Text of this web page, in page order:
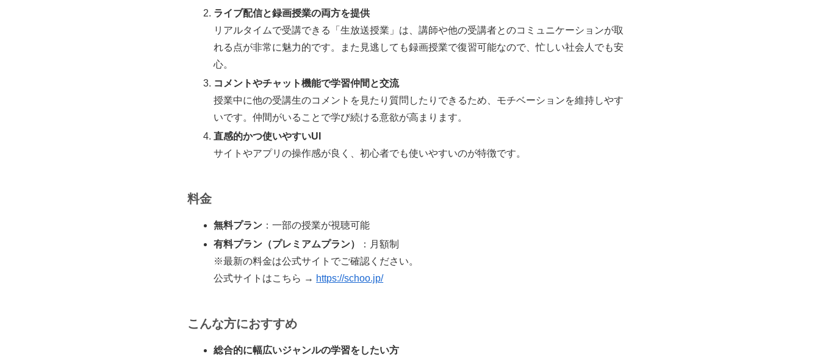
ライブ配信と録画授業の両方を提供
リアルタイムで受講できる「生放送授業」は、講師や他の受講者とのコミュニケーションが取
れる点が非常に魅力的です。また見逃しても録画授業で復習可能なので、忙しい社会人でも安
心。
コメントやチャット機能で学習仲間と交流
授業中に他の受講生のコメントを見たり質問したりできるため、モチベーションを維持しやす
いです。仲間がいることで学び続ける意欲が高まります。
直感的かつ使いやすいUI
サイトやアプリの操作感が良く、初心者でも使いやすいのが特徴です。
料金
無料プラン ：一部の授業が視聴可能
有料プラン（プレミアムプラン）
：月額制
※最新の料金は公式サイトでご確認ください。
公式サイトはこちら → https://schoo.jp/
こんな方におすすめ
総合的に幅広いジャンルの学習をしたい方